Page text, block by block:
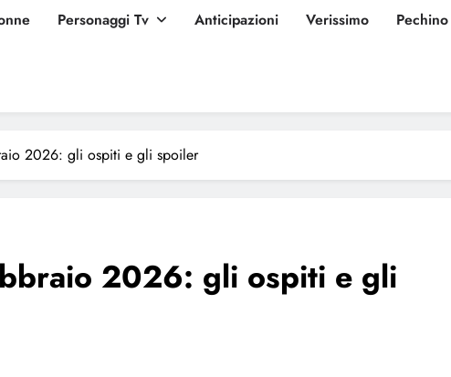
Personaggi Tv Anticipazioni Verissimo
2026: gli ospiti e gli spoiler
2026: gli ospiti e gli